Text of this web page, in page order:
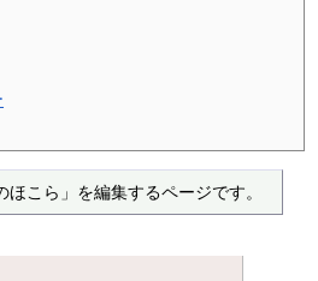
ほこら」を編集するページです。